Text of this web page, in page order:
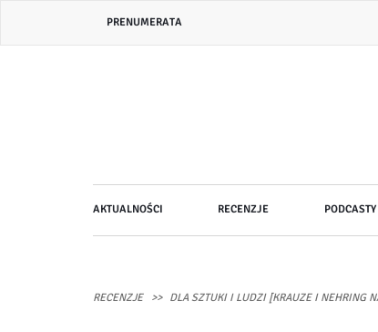
Header
PRENUMERATA
Główna
nawigacja
AKTUALNOŚCI RECENZJE PODCASTY
RECENZJE DLA SZTUKI I LUDZI [KRAUZE I NEHRING